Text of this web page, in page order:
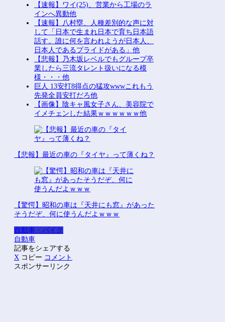
【速報】ワイ(25)、営業から工場のラ
インへ異動他
【速報】八村塁、人種差別的な声に対
して「日本で生まれ日本で育ち日本語
話す。誰に何を言われようが日本人、
日本人であるプライドがある」他
【悲報】乃木坂レベルでもグループ卒
業したら三流タレント扱いになる模
様・・・他
巨人 13安打8得点の猛攻wwwこれもう
先発全員安打だろ他
【画像】陰キャ風女子さん、美容院で
イメチェンした結果ｗｗｗｗｗｗ他
【悲報】最近の車の『タイヤ』って薄くね？
【驚愕】昭和の車は『天井にも窓』があった
そうだぞ、何に使うんだよｗｗｗ
自動車・バイク
自動車
記事をシェアする
X コピー コメント
スポンサーリンク